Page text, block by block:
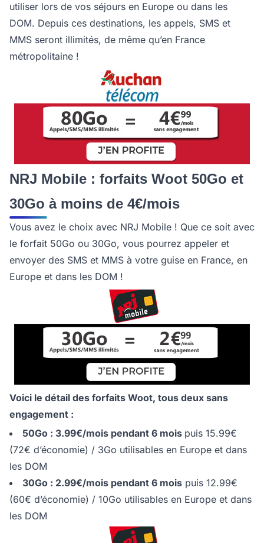
utiliser lors de vos séjours en Europe ou dans les
DOM. Depuis ces destinations, les appels, SMS et
MMS seront illimités, de même qu’en France
métropolitaine !
NRJ Mobile : forfaits Woot 50Go et
30Go à moins de 4€/mois
Vous avez le choix avec NRJ Mobile ! Que ce soit avec
le forfait 50Go ou 30Go, vous pourrez appeler et
envoyer des SMS et MMS à votre guise en France, en
Europe et dans les DOM !
Voici le détail des forfaits Woot, tous deux sans
engagement :
50Go : 3.99€/mois pendant 6 mois puis 15.99€
(72€ d’économie) / 3Go utilisables en Europe et dans
les DOM
30Go : 2.99€/mois pendant 6 mois puis 12.99€
(60€ d’économie) / 10Go utilisables en Europe et dans
les DOM